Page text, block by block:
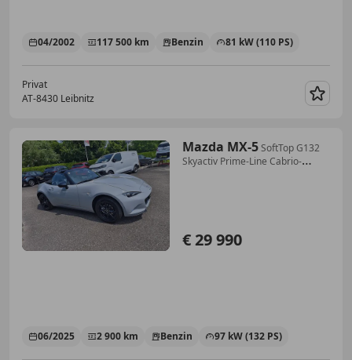
04/2002 117 500 km Benzin 81 kW (110 PS)
Privat
AT-8430 Leibnitz
Mazda MX-5SoftTop G132
Skyactiv Prime-Line Cabrio-
€ 29 990
06/2025 2 900 km Benzin 97 kW (132 PS)